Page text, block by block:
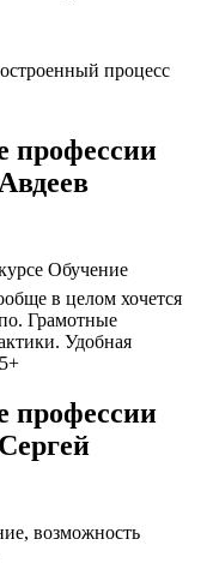
процесс
профессии
Обучение
в целом хочется
Грамотные
Удобная
профессии
возможность